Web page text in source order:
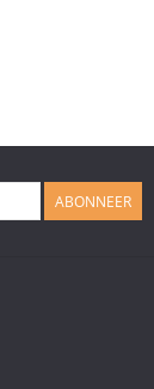
ABONNEER